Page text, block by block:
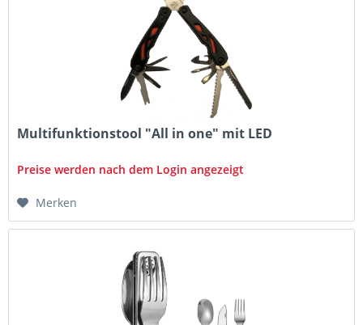
Multifunktionstool "All in one" mit LED
Preise werden nach dem Login angezeigt
Merken